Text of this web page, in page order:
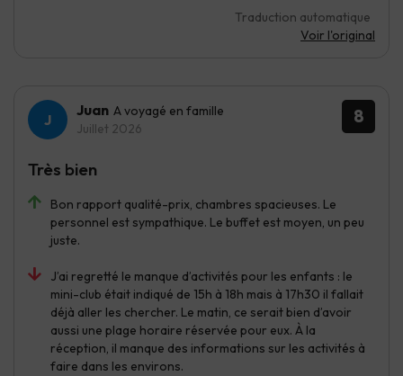
Traduction automatique
Voir l'original
8
Juan A voyagé en famille
Juillet 2026
Bon rapport qualité-prix, chambres spacieuses. Le
personnel est sympathique. Le buffet est moyen, un peu
juste.
J’ai regretté le manque d’activités pour les enfants : le
mini-club était indiqué de 15h à 18h mais à 17h30 il fallait
déjà aller les chercher. Le matin, ce serait bien d’avoir
aussi une plage horaire réservée pour eux. À la
réception, il manque des informations sur les activités à
faire dans les environs.
Très bien